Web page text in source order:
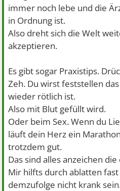
immer noch lebe und die
in Ordnung ist.
Also dreht sich die Welt
akzeptieren.
Es gibt sogar Praxistips.
Zeh. Du wirst feststellen
wieder rötlich ist.
Also mit Blut gefüllt wird.
Oder beim Sex. Wenn du
läuft dein Herz ein
trotzdem gut.
Das sind alles anzeichen
Mir hilfts durch ablatten
demzufolge nicht krank